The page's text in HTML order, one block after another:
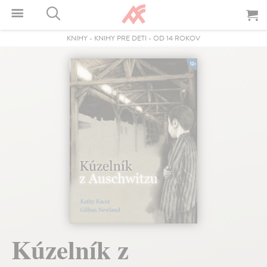
KNIHY - KNIHY PRE DETI - OD 14 ROKOV
Kúzelník z